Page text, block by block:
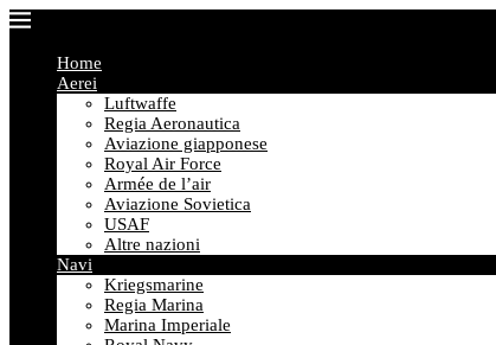
Home
Aerei
Luftwaffe
Regia Aeronautica
Aviazione giapponese
Royal Air Force
Armée de l’air
Aviazione Sovietica
USAF
Altre nazioni
Navi
Kriegsmarine
Regia Marina
Marina Imperiale